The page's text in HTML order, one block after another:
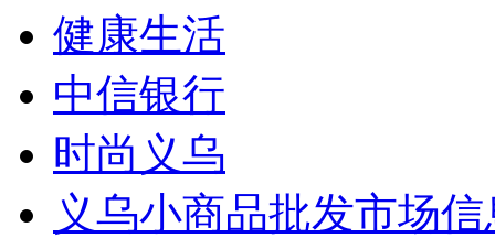
健康生活
中信银行
时尚义乌
义乌小商品批发市场